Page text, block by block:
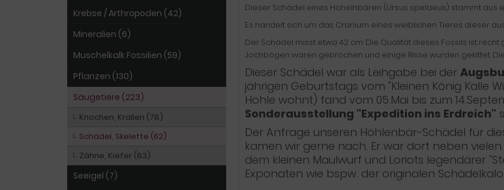
Dieser Schädel eines Höhelnbären (Ursus spelaeus) stammt aus
Es handelt sich um das Cranium eines weiblichen Tieres dieser
Der Schädel misst etwa 42 cm. Die Qualität dieses Fossils ist
Jochbögen waren gebrochen und einige Risse wurden gekittet.
Dieser Schädel war als Leihgabe bei der
jährigen Geburtstags vom "Kleinen König Kalle
Höhle wohnt) fand vom 05.Mai bis zum
Sonderausstellung "Expedition ins Erdreich"
Der Anfrage unseren Höhlenbär-Schädel für
kamen wir gerne nach. Er war dort neben
dem kleinen Maulwurf und Loriots legendärer
Exponaten wie bspw. der originalen
Krebse / Arthropoden (42)
Mineralien (6)
Muschelkalk Fossilien (59)
Pflanzen (130)
Säugetiere (223)
Knochen, Krallen (78)
Schädel, Skelette (62)
Zähne, Kiefer (83)
Seeigel (7)